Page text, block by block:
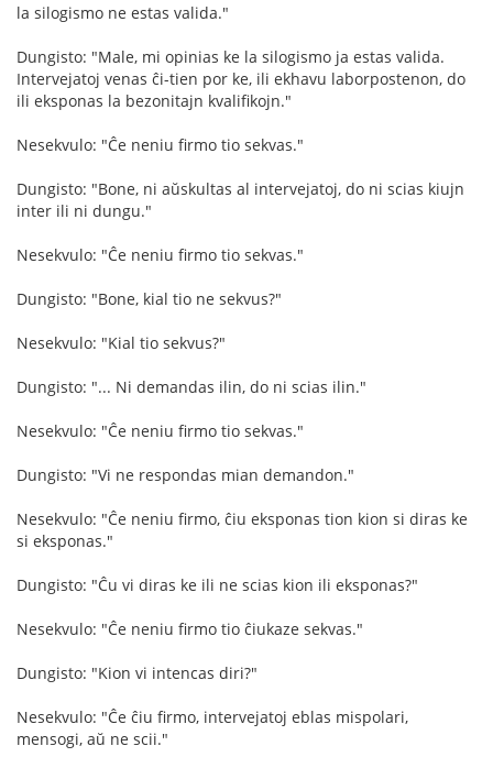
la silogismo ne estas valida."
Dungisto: "Male, mi opinias ke la silogismo ja estas valida.
Intervejatoj venas ĉi-tien por ke, ili ekhavu laborpostenon, do
ili eksponas la bezonitajn kvalifikojn."
Nesekvulo: "Ĉe neniu firmo tio sekvas."
Dungisto: "Bone, ni aŭskultas al intervejatoj, do ni scias kiujn
inter ili ni dungu."
Nesekvulo: "Ĉe neniu firmo tio sekvas."
Dungisto: "Bone, kial tio ne sekvus?"
Nesekvulo: "Kial tio sekvus?"
Dungisto: "... Ni demandas ilin, do ni scias ilin."
Nesekvulo: "Ĉe neniu firmo tio sekvas."
Dungisto: "Vi ne respondas mian demandon."
Nesekvulo: "Ĉe neniu firmo, ĉiu eksponas tion kion si diras ke
si eksponas."
Dungisto: "Ĉu vi diras ke ili ne scias kion ili eksponas?"
Nesekvulo: "Ĉe neniu firmo tio ĉiukaze sekvas."
Dungisto: "Kion vi intencas diri?"
Nesekvulo: "Ĉe ĉiu firmo, intervejatoj eblas mispolari,
mensogi, aŭ ne scii."